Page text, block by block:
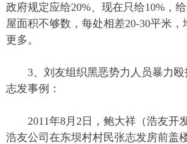
政府规定应给20%、现在只给10%，
屋面积不够数，每处相差20-30平米
更多。
3、刘友组织黑恶势力人员暴力殴
志发事例：
2011年8月2日，鲍大祥（浩友开
浩友公司在东坝村村民张志发房前盖